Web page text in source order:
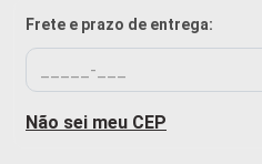
Frete e prazo de entrega:
Não sei meu CEP